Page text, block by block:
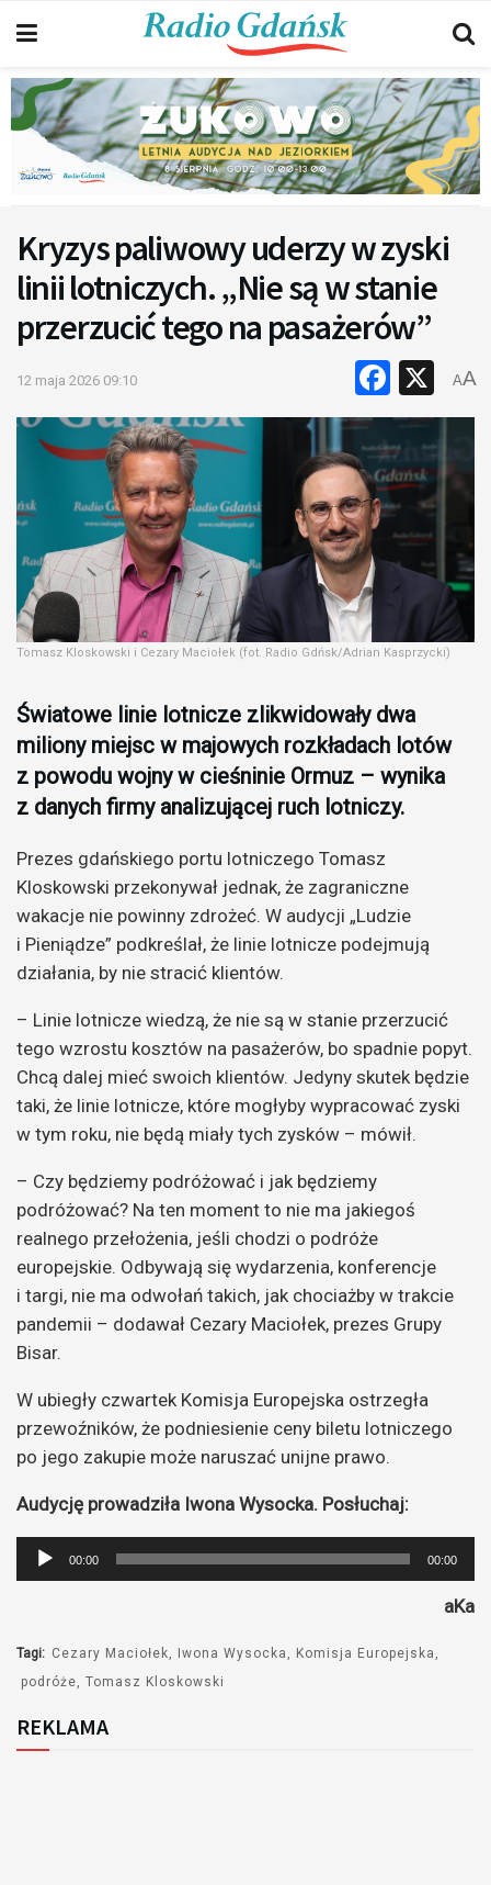
Kryzys paliwowy uderzy w zyski
linii lotniczych. „Nie są w stanie
przerzucić tego na pasażerów”
12 maja 2026 09:10 X
AA
Tomasz Kloskowski i Cezary Maciołek (fot. Radio Gdńsk/Adrian Kasprzycki)
Światowe linie lotnicze zlikwidowały dwa
miliony miejsc w majowych rozkładach lotów
z powodu wojny w cieśninie Ormuz – wynika
z danych firmy analizującej ruch lotniczy.
Prezes gdańskiego portu lotniczego Tomasz
Kloskowski przekonywał jednak, że zagraniczne
wakacje nie powinny zdrożeć. W audycji „Ludzie
i Pieniądze” podkreślał, że linie lotnicze podejmują
działania, by nie stracić klientów.
– Linie lotnicze wiedzą, że nie są w stanie przerzucić
tego wzrostu kosztów na pasażerów, bo spadnie popyt.
Chcą dalej mieć swoich klientów. Jedyny skutek będzie
taki, że linie lotnicze, które mogłyby wypracować zyski
w tym roku, nie będą miały tych zysków – mówił.
– Czy będziemy podróżować i jak będziemy
podróżować? Na ten moment to nie ma jakiegoś
realnego przełożenia, jeśli chodzi o podróże
europejskie. Odbywają się wydarzenia, konferencje
i targi, nie ma odwołań takich, jak chociażby w trakcie
pandemii – dodawał Cezary Maciołek, prezes Grupy
Bisar.
W ubiegły czwartek Komisja Europejska ostrzegła
przewoźników, że podniesienie ceny biletu lotniczego
po jego zakupie może naruszać unijne prawo.
Audycję prowadziła Iwona Wysocka. Posłuchaj:
Odtwarzacz
plików
00:00 00:00
aKa
Tagi: Cezary Maciołek Iwona Wysocka
Komisja Europejska
podróże
Tomasz Kloskowski
REKLAMA